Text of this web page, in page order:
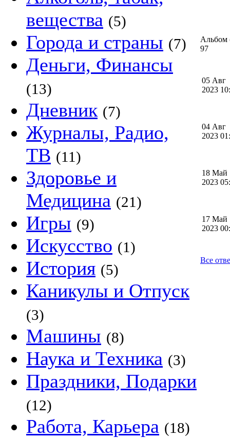
вещества (5)
Города и страны (7)
Деньги, Финансы
(13)
Дневник (7)
Журналы, Радио,
ТВ (11)
Здоровье и
Медицина (21)
Игры (9)
Искусство (1)
История (5)
Каникулы и Отпуск
(3)
Машины (8)
Наука и Техника (3)
Праздники, Подарки
(12)
Работа, Карьера (18)
Альбом
97
05 Авг
2023
04 Авг
2023
18 Май
2023
17 Май
2023
Все